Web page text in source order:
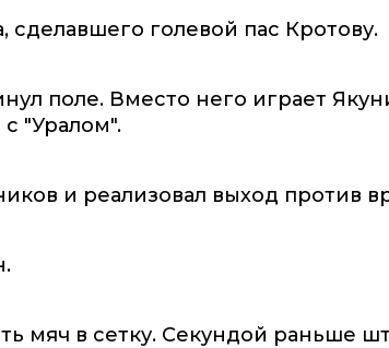
голевой пас Кротову.
поле. Вместо него играет
"Уралом".
и реализовал выход против
мяч в сетку. Секундой раньше